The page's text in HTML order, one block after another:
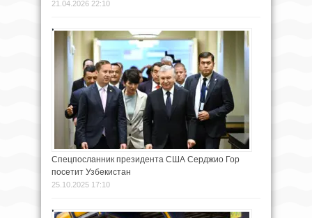
21.04.2026 22:10
Спецпосланник президента США Серджио Гор
посетит Узбекистан
25.10.2025 17:10